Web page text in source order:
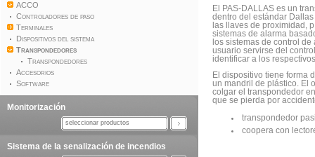
ACCO
Controladores de paso
Terminales
Dispositivos del sistema
Transpondedores
Transpondedores
Accesorios
Software
Monitorización
seleccionar productos
Sistema de la senalización de incendios
El PAS-DALLAS es un
dentro del estándar
las llaves de proximidad,
sistemas de alarma
los sistemas de control de
usuario servirse del
identificar a los
El dispositivo tiene forma
un mandril de plástico. El
colgar el transpondedor
que se pierda por
transpondedor
coopera con